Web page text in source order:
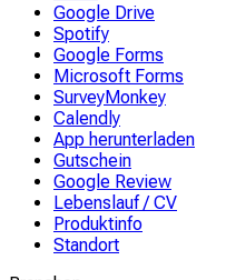
Google Drive
Spotify
Google Forms
Microsoft Forms
SurveyMonkey
Calendly
App herunterladen
Gutschein
Google Review
Lebenslauf / CV
Produktinfo
Standort